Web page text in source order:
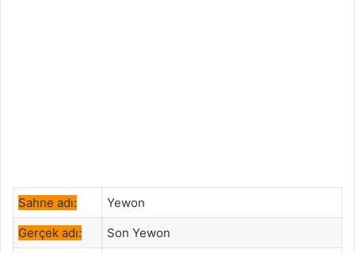
Sahne adı:
Yewon
Gerçek adı:
Son Yewon